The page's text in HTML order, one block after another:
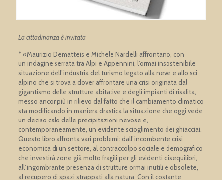
La cittadinanza è invitata
* «Maurizio Dematteis e Michele Nardelli affrontano, con
un’indagine serrata tra Alpi e Appennini, l’ormai insostenibile
situazione dell’industria del turismo legato alla neve e allo sci
alpino che si trova a dover affrontare una crisi originata dal
gigantismo delle strutture abitative e degli impianti di risalita,
messo ancor più in rilievo dal fatto che il cambiamento climatico
sta modificando in maniera drastica la situazione che oggi vede
un deciso calo delle precipitazioni nevose e,
contemporaneamente, un evidente scioglimento dei ghiacciai.
Questo libro affronta vari problemi: dall’incombente crisi
economica di un settore, al contraccolpo sociale e demografico
che investirà zone già molto fragili per gli evidenti disequilibri,
all’ingombrante presenza di strutture ormai inutili e obsolete,
al recupero di spazi strappati alla natura. Con il costante